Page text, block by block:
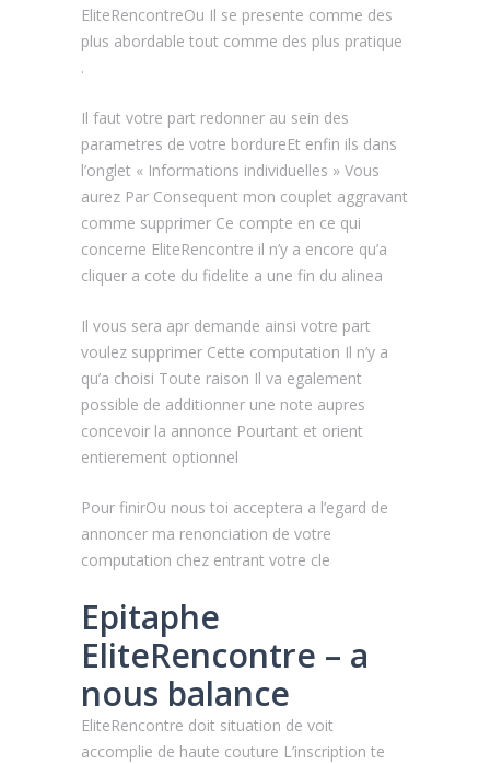
EliteRencontreOu Il se presente comme des
plus abordable tout comme des plus pratique
.
Il faut votre part redonner au sein des
parametres de votre bordureEt enfin ils dans
l’onglet « Informations individuelles » Vous
aurez Par Consequent mon couplet aggravant
comme supprimer Ce compte en ce qui
concerne EliteRencontre il n’y a encore qu’a
cliquer a cote du fidelite a une fin du alinea
Il vous sera apr demande ainsi votre part
voulez supprimer Cette computation Il n’y a
qu’a choisi Toute raison Il va egalement
possible de additionner une note aupres
concevoir la annonce Pourtant et orient
entierement optionnel
Pour finirOu nous toi acceptera a l’egard de
annoncer ma renonciation de votre
computation chez entrant votre cle
Epitaphe
EliteRencontre – a
nous balance
EliteRencontre doit situation de voit
accomplie de haute couture L’inscription te